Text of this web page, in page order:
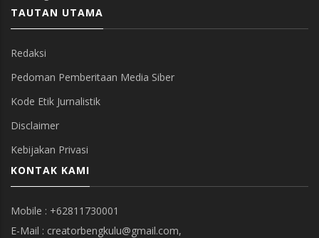
TAUTAN UTAMA
Redaksi
Pedoman Pemberitaan Media Siber
Kode Etik Jurnalistik
Disclaimer
Kebijakan Privasi
KONTAK KAMI
Mobile : +62811730001
E-Mail : creatorbengkulu@gmail.com,